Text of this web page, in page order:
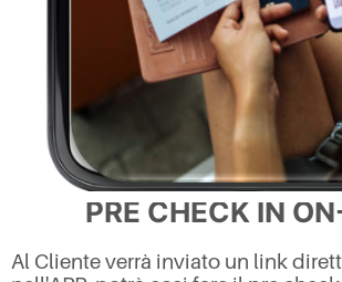
PRE CHECK IN
Al Cliente verrà inviato un link